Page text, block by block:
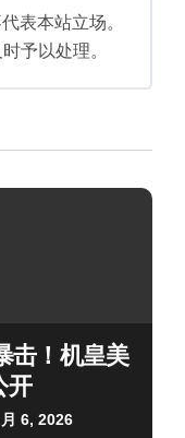
表本站立场。
予以处理。
击！机皇美
开
6, 2026